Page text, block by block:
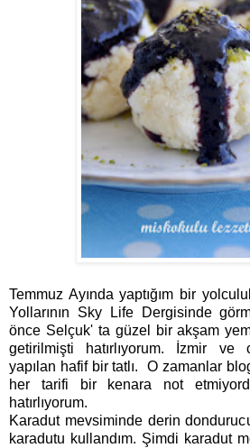
Temmuz Ayında yaptığım bir
Yollarının Sky Life Dergisinde
önce Selçuk' ta güzel bir akşam
getirilmişti hatırlıyorum. İzmir ve
yapılan hafif bir tatlı. O zamanlar
her tarifi bir kenara not
hatırlıyorum.
Karadut mevsiminde derin
karadutu kullandım. Şimdi karadut